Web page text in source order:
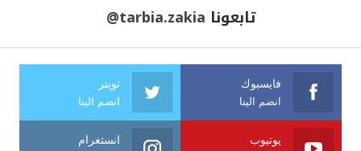
تابعونا @tarbia.zakia
فايسبوك
انضم الينا
تويتر
انضم الينا
يوتيوب انستغرام